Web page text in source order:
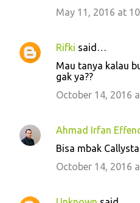
May 11, 2016 at
Rifki said…
Mau tanya kalau
gak ya??
October 14, 2016
Ahmad Irfan
Bisa mbak Callysta
October 14, 2016